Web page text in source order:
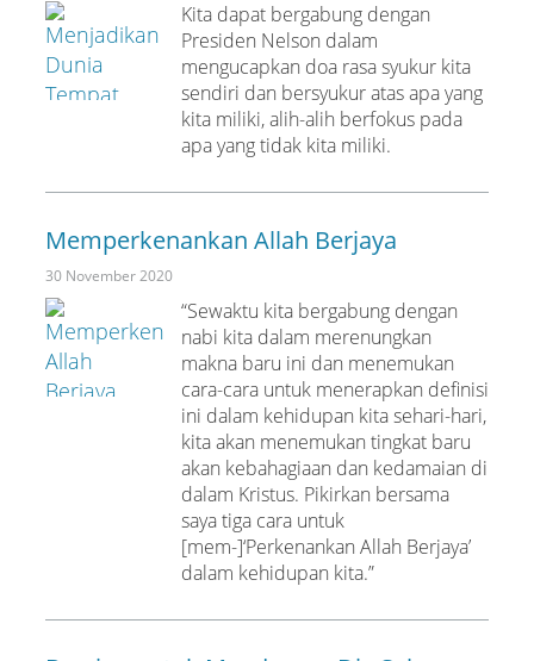
Kita dapat bergabung dengan
Presiden Nelson dalam
mengucapkan doa rasa syukur kita
sendiri dan bersyukur atas apa yang
kita miliki, alih-alih berfokus pada
apa yang tidak kita miliki.
Memperkenankan Allah Berjaya
30 November 2020
“Sewaktu kita bergabung dengan
nabi kita dalam merenungkan
makna baru ini dan menemukan
cara-cara untuk menerapkan definisi
ini dalam kehidupan kita sehari-hari,
kita akan menemukan tingkat baru
akan kebahagiaan dan kedamaian di
dalam Kristus. Pikirkan bersama
saya tiga cara untuk
[mem-]‘Perkenankan Allah Berjaya’
dalam kehidupan kita.”